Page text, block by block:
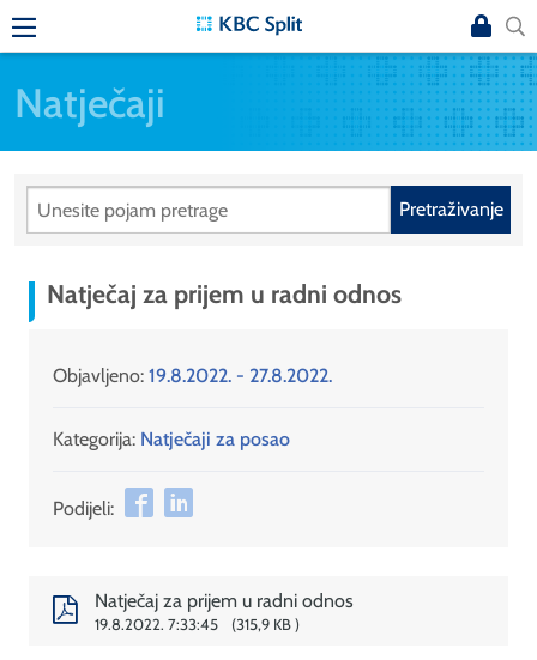
Natječaji
Pretraživanje
Natječaj za prijem u radni odnos
Objavljeno: 19.8.2022. - 27.8.2022.
Kategorija: Natječaji za posao
Podijeli:
Natječaj za prijem u radni odnos
19.8.2022. 7:33:45 315,9 KB